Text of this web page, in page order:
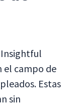
Insightful
el campo de
Estas
sin